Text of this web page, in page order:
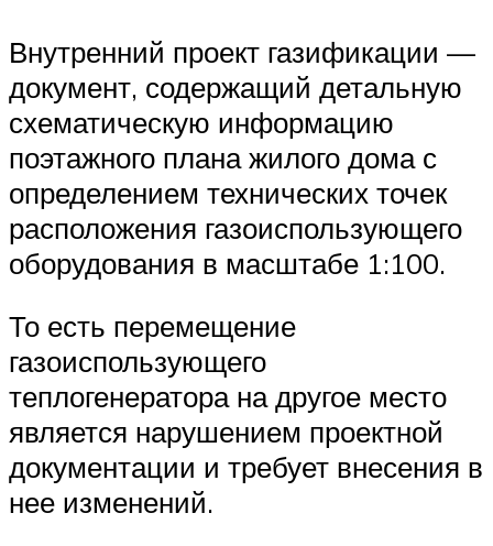
Внутренний проект газификации —
документ, содержащий детальную
схематическую информацию
поэтажного плана жилого дома с
определением технических точек
расположения газоиспользующего
оборудования в масштабе 1:100.
То есть перемещение
газоиспользующего
теплогенератора на другое место
является нарушением проектной
документации и требует внесения в
нее изменений.